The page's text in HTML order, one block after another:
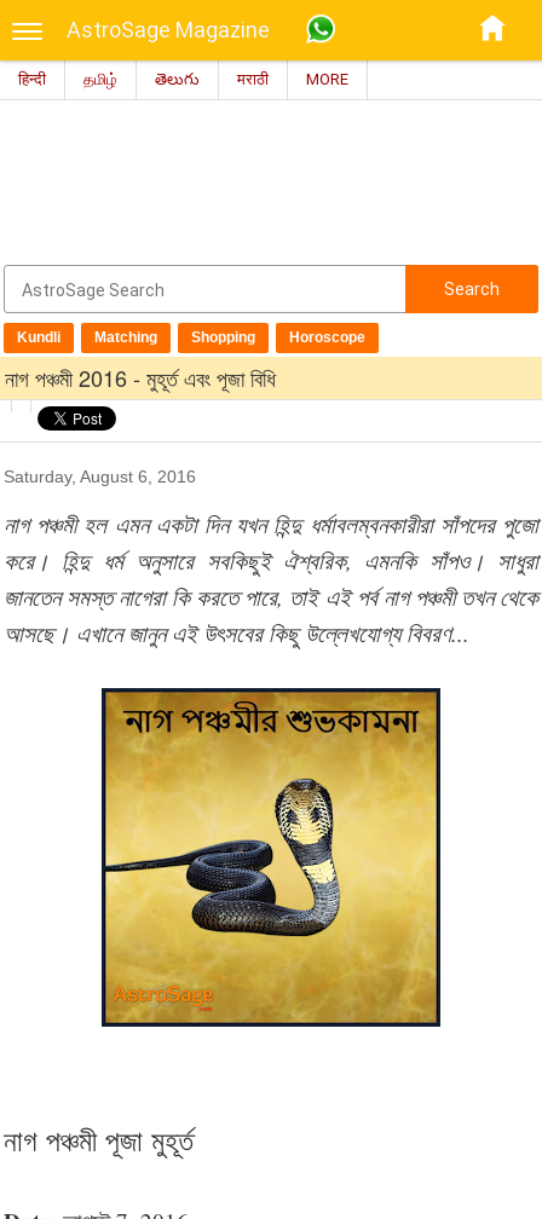
AstroSage Magazine
हिन्दी தமிழ் తెలుగు मराठी MORE
Search
Kundli Matching Shopping Horoscope
নাগ পঞ্চমী 2016 - মুহূর্ত এবং পূজা বিধি
Saturday, August 6, 2016
নাগ পঞ্চমী হল এমন একটা দিন যখন হিন্দু ধর্মাবলম্বনকারীরা সাঁপদের পুজো
করে। হিন্দু ধর্ম অনুসারে সবকিছুই ঐশ্বরিক, এমনকি সাঁপও। সাধুরা
জানতেন সমস্ত নাগেরা কি করতে পারে, তাই এই পর্ব নাগ পঞ্চমী তখন থেকে
আসছে। এখানে জানুন এই উৎসবের কিছু উল্লেখযোগ্য বিবরণ...
নাগ পঞ্চমী পূজা মুহূর্ত